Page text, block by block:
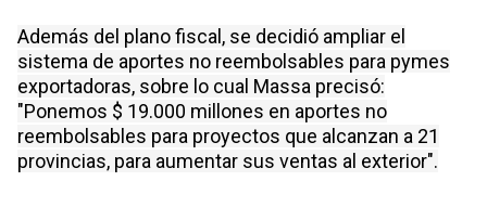
Además del plano fiscal, se decidió ampliar el
sistema de aportes no reembolsables para pymes
exportadoras, sobre lo cual Massa precisó:
"Ponemos $ 19.000 millones en aportes no
reembolsables para proyectos que alcanzan a 21
provincias, para aumentar sus ventas al exterior".